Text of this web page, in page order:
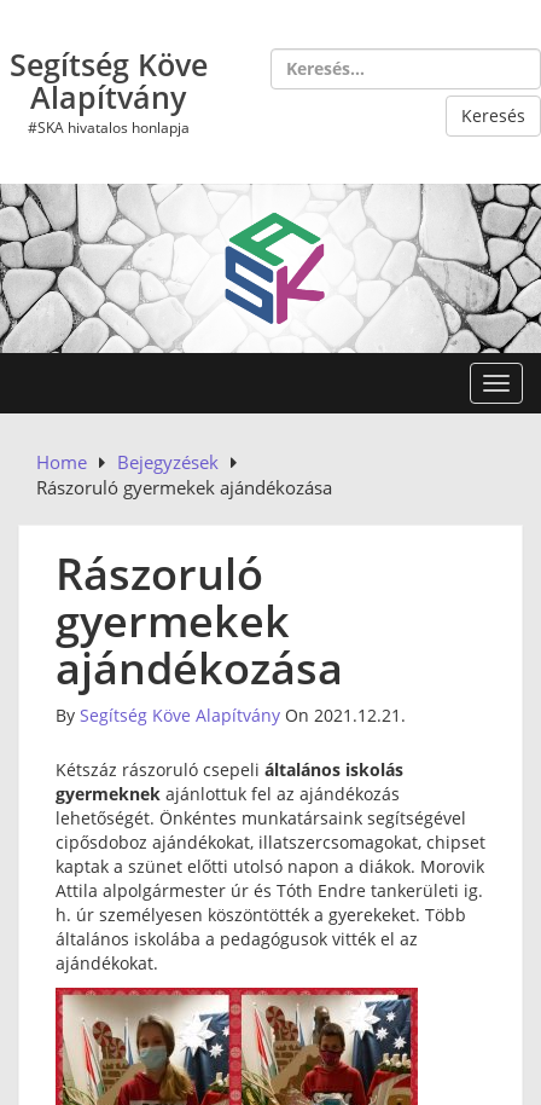
content
Segítség Köve
Alapítvány
#SKA hivatalos honlapja
Home
Bejegyzések
Rászoruló gyermekek ajándékozása
Rászoruló
gyermekek
ajándékozása
By Segítség Köve Alapítvány On 2021.12.21.
Kétszáz rászoruló csepeli általános iskolás
gyermeknek ajánlottuk fel az ajándékozás
lehetőségét. Önkéntes munkatársaink segítségével
cipősdoboz ajándékokat, illatszercsomagokat, chipset
kaptak a szünet előtti utolsó napon a diákok. Morovik
Attila alpolgármester úr és Tóth Endre tankerületi ig.
h. úr személyesen köszöntötték a gyerekeket. Több
általános iskolába a pedagógusok vitték el az
ajándékokat.